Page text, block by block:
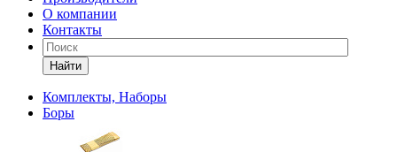
О компании
Контакты
Найти
Комплекты, Наборы
Боры